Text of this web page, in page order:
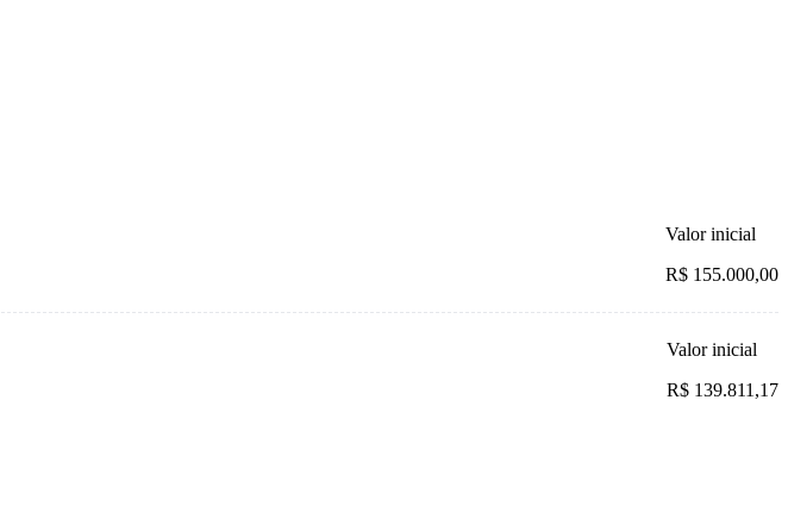
Valor inicial
R$ 155.000,00
Valor inicial
R$ 139.811,17